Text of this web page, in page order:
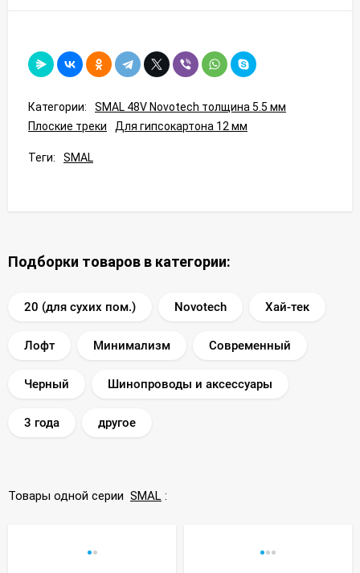
Категории:
SMAL 48V Novotech толщина 5.5 мм
Плоские треки
Для гипсокартона 12 мм
Теги: SMAL
Подборки товаров в категории:
20 (для сухих пом.) Novotech Хай-тек
Лофт Минимализм Современный
Черный Шинопроводы и аксессуары
3 года другое
Товары одной серии SMAL :